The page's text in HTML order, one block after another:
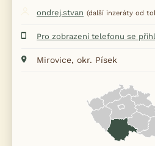
ondrej.stvan (další inzeráty od
Pro zobrazení telefonu se
Mirovice, okr. Písek